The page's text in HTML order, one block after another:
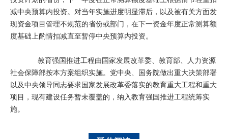
减中央预算内投资。对当年实施进度明显滞后，以及被有关方面发
现资金项目管理不规范的省份或部门，在下一资金年度正常测算额
度基础上酌情扣减直至暂停中央预算内投资。
教育强国推进工程由国家发展改革委、教育部、人力资源
社会保障部按本方案组织实施。党中央、国务院做出重大决策部署
以及中央领导同志要求国家发展改革委落实的教育重大工程和重大
项目，现有建设任务暂未覆盖的，纳入教育强国推进工程统筹实
施。